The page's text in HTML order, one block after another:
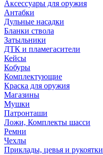
Аксессуары для оружия
Антабки
Дульные насадки
Бланки ствола
Затыльники
ДТК и пламегасители
Кейсы
Кобуры
Комплектующие
Краска для оружия
Магазины
Мушки
Патронташи
Ложи, Комплекты шасси
Ремни
Чехлы
Приклады, цевья и рукоятки